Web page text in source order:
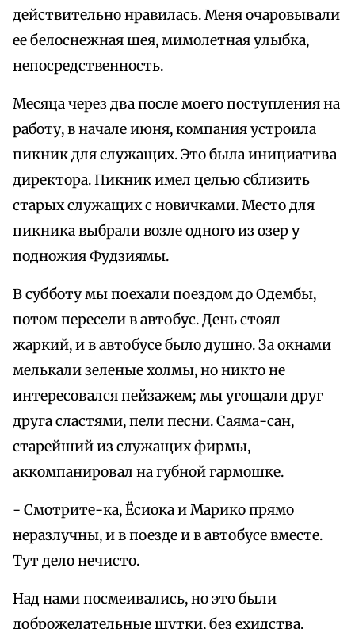
действительно нравилась. Меня очаровывали
ее белоснежная шея, мимолетная улыбка,
непосредственность.
Месяца через два после моего поступления на
работу, в начале июня, компания устроила
пикник для служащих. Это была инициатива
директора. Пикник имел целью сблизить
старых служащих с новичками. Место для
пикника выбрали возле одного из озер у
подножия Фудзиямы.
В субботу мы поехали поездом до Одембы,
потом пересели в автобус. День стоял
жаркий, и в автобусе было душно. За окнами
мелькали зеленые холмы, но никто не
интересовался пейзажем; мы угощали друг
друга сластями, пели песни. Саяма-сан,
старейший из служащих фирмы,
аккомпанировал на губной гармошке.
- Смотрите-ка, Ёсиока и Марико прямо
неразлучны, и в поезде и в автобусе вместе.
Тут дело нечисто.
Над нами посмеивались, но это были
доброжелательные шутки, без ехидства.